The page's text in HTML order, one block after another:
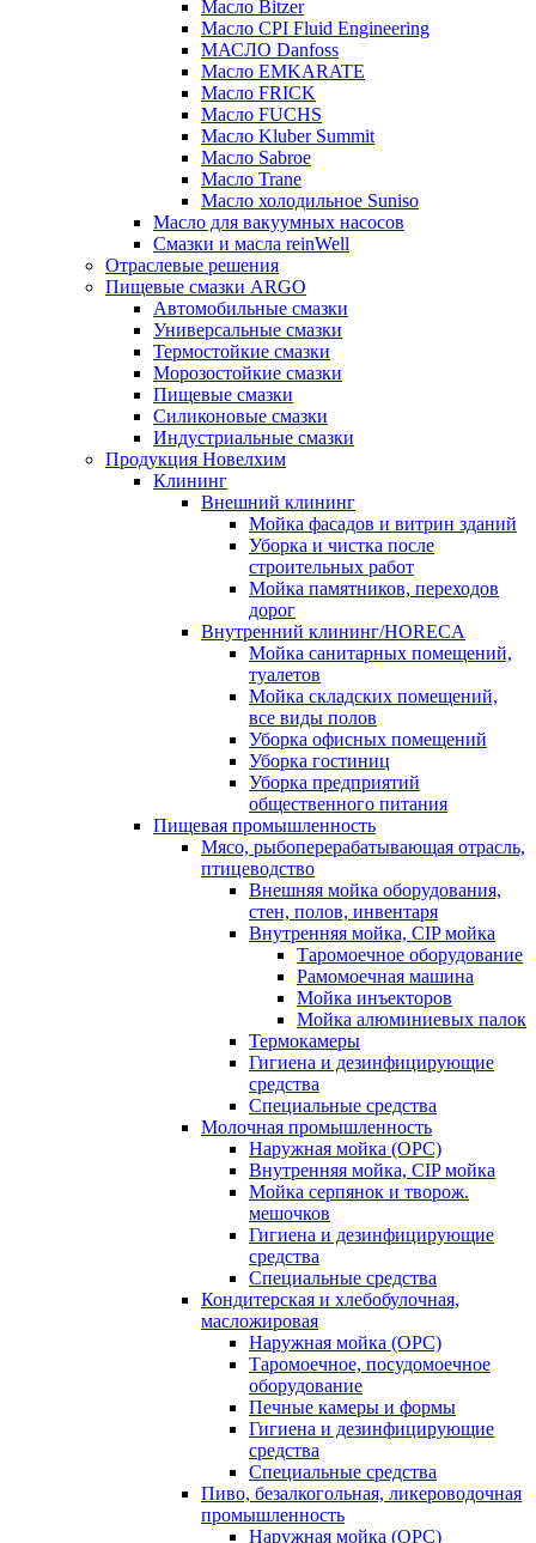
Масло Bitzer
Масло CPI Fluid Engineering
МАСЛО Danfoss
Масло EMKARATE
Масло FRICK
Масло FUCHS
Масло Kluber Summit
Масло Sabroe
Масло Trane
Масло холодильное Suniso
Масло для вакуумных насосов
Смазки и масла reinWell
Отраслевые решения
Пищевые смазки ARGO
Автомобильные смазки
Универсальные смазки
Термостойкие смазки
Морозостойкие смазки
Пищевые смазки
Силиконовые смазки
Индустриальные смазки
Продукция Новелхим
Клининг
Внешний клининг
Мойка фасадов и витрин зданий
Уборка и чистка после
строительных работ
Мойка памятников, переходов
дорог
Внутренний клининг/HORECA
Мойка санитарных помещений,
туалетов
Мойка складских помещений,
все виды полов
Уборка офисных помещений
Уборка гостиниц
Уборка предприятий
общественного питания
Пищевая промышленность
Мясо, рыбоперерабатывающая отрасль,
птицеводство
Внешняя мойка оборудования,
стен, полов, инвентаря
Внутренняя мойка, CIP мойка
Таромоечное оборудование
Рамомоечная машина
Мойка инъекторов
Мойка алюминиевых палок
Термокамеры
Гигиена и дезинфицирующие
средства
Специальные средства
Молочная промышленность
Наружная мойка (ОРС)
Внутренняя мойка, CIP мойка
Мойка серпянок и творож.
мешочков
Гигиена и дезинфицирующие
средства
Специальные средства
Кондитерская и хлебобулочная,
масложировая
Наружная мойка (ОРС)
Таромоечное, посудомоечное
оборудование
Печные камеры и формы
Гигиена и дезинфицирующие
средства
Специальные средства
Пиво, безалкогольная, ликероводочная
промышленность
Наружная мойка (ОРС)